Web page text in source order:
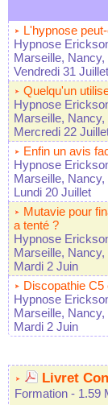
L'hypnose
Hypnose
Marseille,
Vendredi 31 Juillet
Quelqu'un
Hypnose
Marseille,
Mercredi 22
Enfin un avis
Hypnose
Marseille,
Lundi 20 Juillet
Mutavie pour
a tenté ?
Hypnose
Marseille,
Mardi 2 Juin
Discopathie
Hypnose
Marseille,
Mardi 2 Juin
Livret
Formation - 1.59